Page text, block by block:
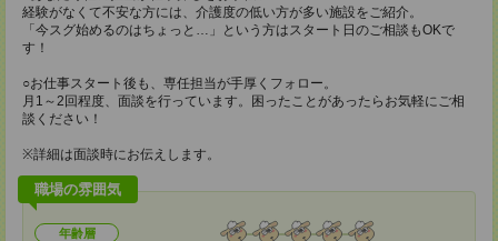
経験がなくて不安な方には、介護度の低い方が多い施設をご紹介。
「今スグ始めるのはちょっと…」という方はスタート日のご相談もOKで
す！
○お仕事スタート後も、専任担当が手厚くフォロー。
月1～2回程度、面談を行っています。困ったことがあったらお気軽にご相
談ください！
※詳細は面談時にお伝えします。
職場の雰囲気
年齢層